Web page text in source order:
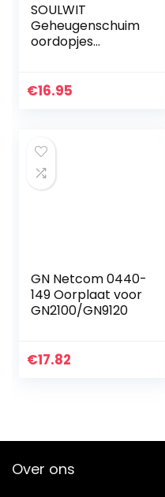
SOULWIT
Geheugenschuim
oordopjes
Buds Pro/Plus, 3
€16.95
GN Netcom 0440-
149 Oorplaat voor
GN2100/GN9120
€17.82
Over ons